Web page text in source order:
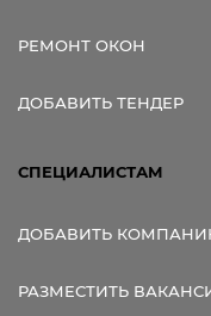
РЕМОНТ ОКОН
ДОБАВИТЬ ТЕНДЕР
СПЕЦИАЛИСТАМ
ДОБАВИТЬ
РАЗМЕСТИТЬ